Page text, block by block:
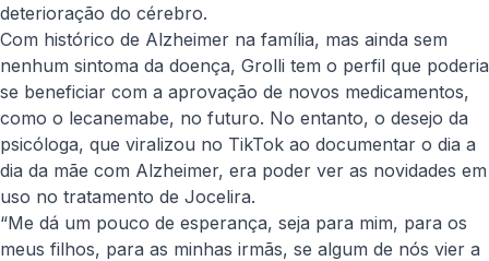
deterioração do cérebro.
Com histórico de Alzheimer na família, mas ainda sem
nenhum sintoma da doença, Grolli tem o perfil que poderia
se beneficiar com a aprovação de novos medicamentos,
como o lecanemabe, no futuro. No entanto, o desejo da
psicóloga, que viralizou no TikTok ao documentar o dia a
dia da mãe com Alzheimer, era poder ver as novidades em
uso no tratamento de Jocelira.
“Me dá um pouco de esperança, seja para mim, para os
meus filhos, para as minhas irmãs, se algum de nós vier a